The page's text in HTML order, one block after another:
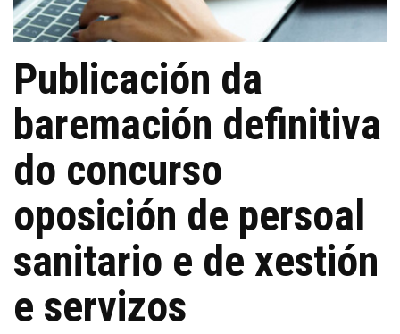
Publicación da
baremación definitiva
do concurso
oposición de persoal
sanitario e de xestión
e servizos